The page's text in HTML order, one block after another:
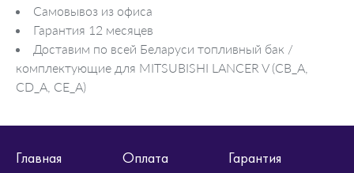
Самовывоз из офиса
Гарантия 12 месяцев
Доставим по всей Беларуси топливный бак /
комплектующие для MITSUBISHI LANCER V (CB_A,
CD_A, CE_A)
Главная Оплата
Гарантия